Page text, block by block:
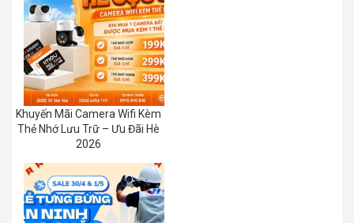
Khuyến Mãi Camera Wifi Kèm
Thẻ Nhớ Lưu Trữ – Ưu Đãi Hè
2026